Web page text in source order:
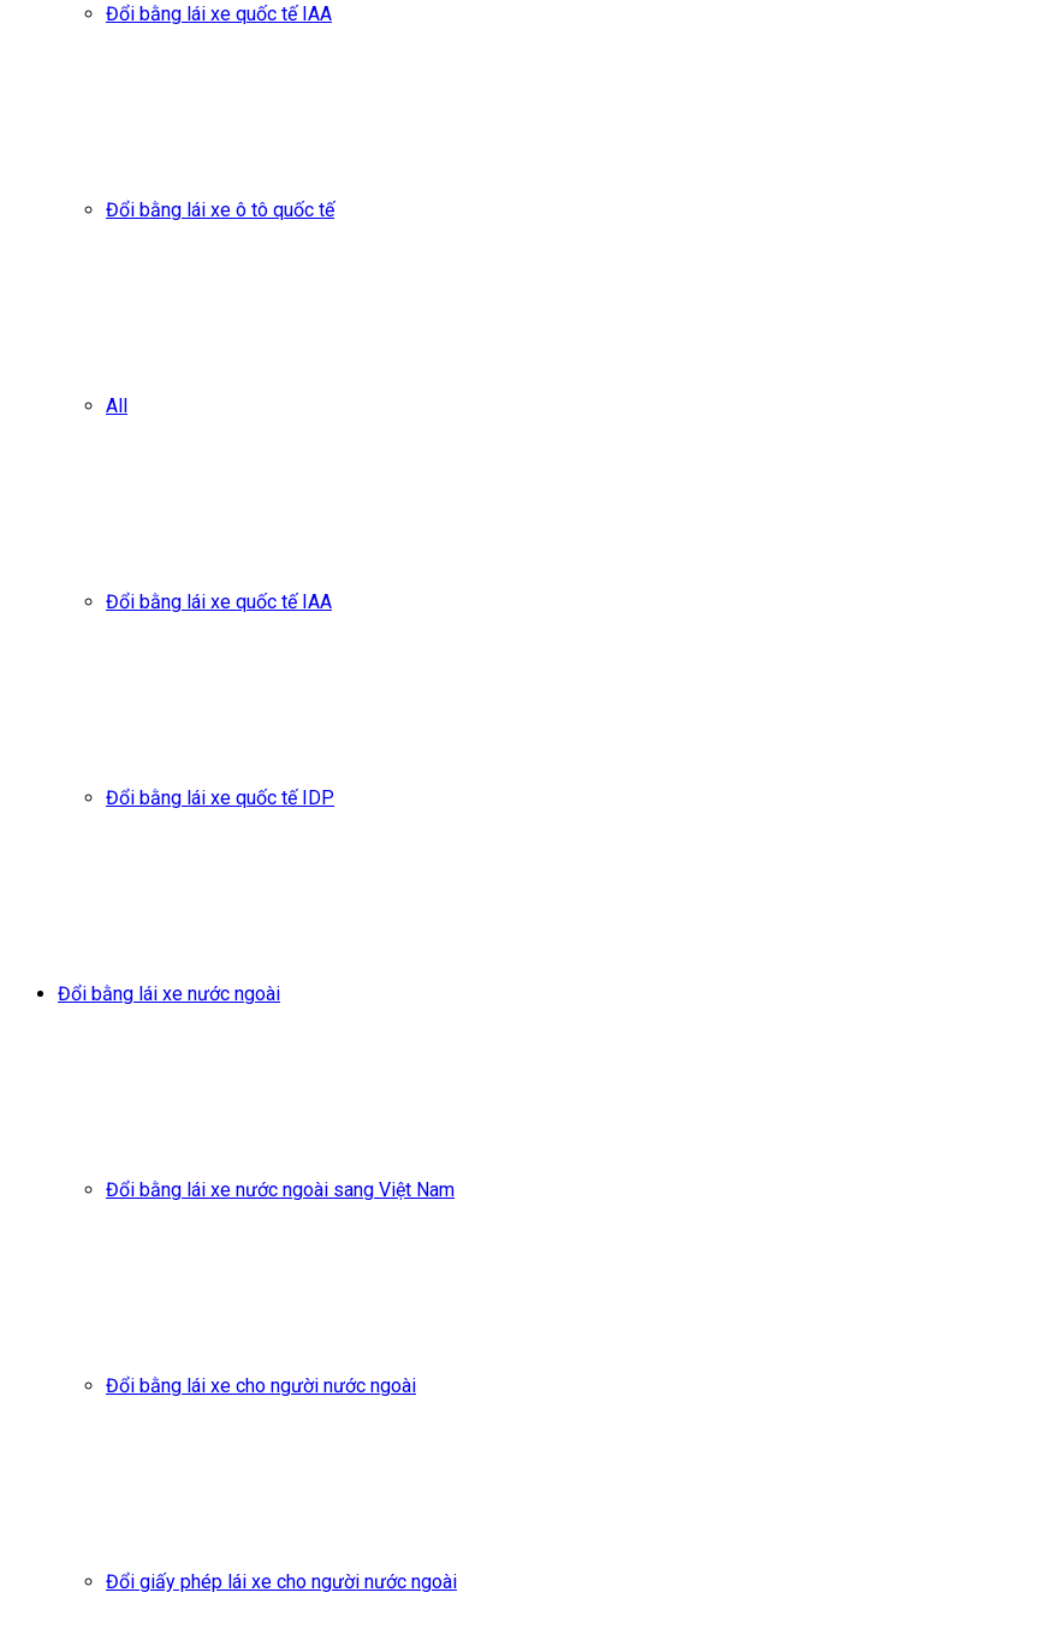
Đổi bằng lái xe quốc tế IAA
Đổi bằng lái xe ô tô quốc tế
All
Đổi bằng lái xe quốc tế IAA
Đổi bằng lái xe quốc tế IDP
Đổi bằng lái xe nước ngoài
Đổi bằng lái xe nước ngoài sang Việt Nam
Đổi bằng lái xe cho người nước ngoài
Đổi giấy phép lái xe cho người nước ngoài